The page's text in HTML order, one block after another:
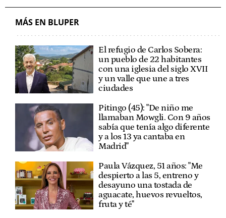
MÁS EN BLUPER
El refugio de Carlos Sobera:
un pueblo de 22 habitantes
con una iglesia del siglo XVII
y un valle que une a tres
ciudades
Pitingo (45): "De niño me
llamaban Mowgli. Con 9 años
sabía que tenía algo diferente
y a los 13 ya cantaba en
Madrid"
Paula Vázquez, 51 años: "Me
despierto a las 5, entreno y
desayuno una tostada de
aguacate, huevos revueltos,
fruta y té"